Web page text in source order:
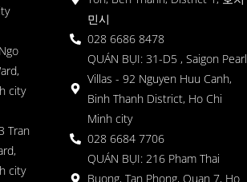
city
Tran
city
민시
028 6686 8478
QUÁN BỤI: 31-D5 , Saigon Pearl
Villas - 92 Nguyen Huu Canh,
Binh Thanh District, Ho Chi
Minh city
028 6684 7706
QUÁN BỤI: 216 Pham Thai
Buong, Tan Phong, Quan 7, Ho